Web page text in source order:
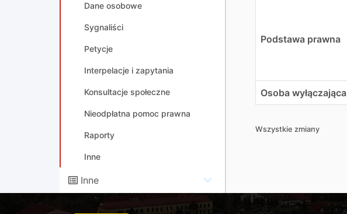
Dane osobowe
Sygnaliści
Petycje
Interpelacje i zapytania
Konsultacje społeczne
Nieodpłatna pomoc prawna
Raporty
Inne
Inne
Podstawa prawna
Osoba wyłączająca
Wszystkie zmiany